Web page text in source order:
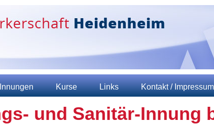
Kurse Links Kontakt / Impressum
und Sanitär-Innung